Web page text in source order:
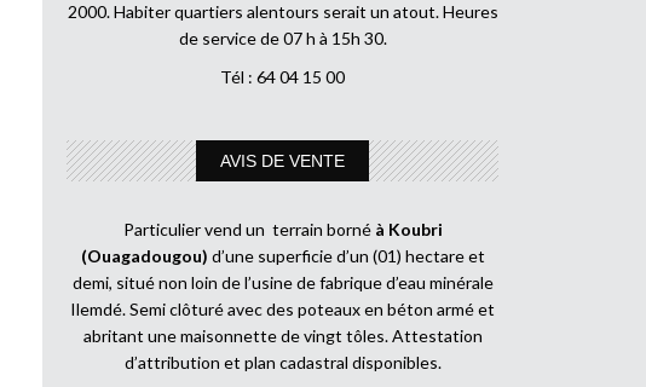
2000. Habiter quartiers alentours serait un atout. Heures
de service de 07 h à 15h 30.
Tél : 64 04 15 00
AVIS DE VENTE
Particulier vend un terrain borné à Koubri
(Ouagadougou) d’une superficie d’un (01) hectare et
demi, situé non loin de l’usine de fabrique d’eau minérale
Ilemdé. Semi clôturé avec des poteaux en béton armé et
abritant une maisonnette de vingt tôles. Attestation
d’attribution et plan cadastral disponibles.